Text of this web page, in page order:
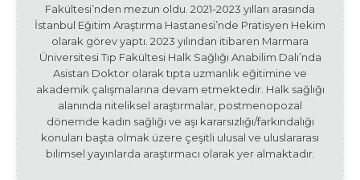
Fakültesi’nden mezun oldu. 2021-2023 yılları arasında
İstanbul Eğitim Araştırma Hastanesi’nde Pratisyen Hekim
olarak görev yaptı. 2023 yılından itibaren Marmara
Üniversitesi Tıp Fakültesi Halk Sağlığı Anabilim Dalı’nda
Asistan Doktor olarak tıpta uzmanlık eğitimine ve
akademik çalışmalarına devam etmektedir. Halk sağlığı
alanında niteliksel araştırmalar, postmenopozal
dönemde kadın sağlığı ve aşı kararsızlığı/farkındalığı
konuları başta olmak üzere çeşitli ulusal ve uluslararası
bilimsel yayınlarda araştırmacı olarak yer almaktadır.